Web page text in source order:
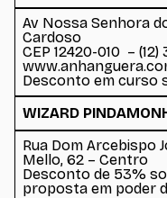
Av Nossa Senhora
Cardoso
CEP 12420-010 – (12)
Desconto em curso
WIZARD
Rua Dom Arcebispo
Mello, 62 – Centro
Desconto de 53%
proposta em poder